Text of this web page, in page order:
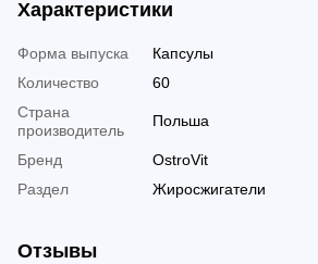
Характеристики
Форма выпуска
Капсулы
Количество
60
Страна
производитель
Польша
Бренд
OstroVit
Раздел
Жиросжигатели
Отзывы